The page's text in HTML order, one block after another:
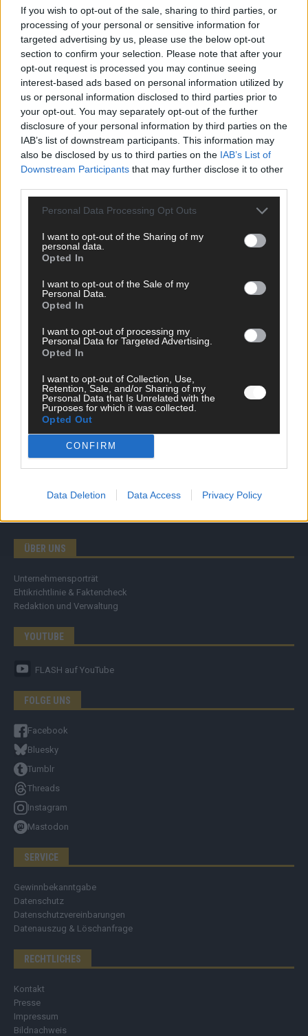
If you wish to opt-out of the sale, sharing to third parties, or
processing of your personal or sensitive information for
targeted advertising by us, please use the below opt-out
section to confirm your selection. Please note that after your
opt-out request is processed you may continue seeing
interest-based ads based on personal information utilized by
us or personal information disclosed to third parties prior to
your opt-out. You may separately opt-out of the further
disclosure of your personal information by third parties on the
IAB’s list of downstream participants. This information may
also be disclosed by us to third parties on the IAB’s List of
Downstream Participants that may further disclose it to other
Personal Data Processing Opt Outs
I want to opt-out of the Sharing of my
personal data.
Opted In
I want to opt-out of the Sale of my
Personal Data.
Opted In
I want to opt-out of processing my
Personal Data for Targeted Advertising.
Opted In
I want to opt-out of Collection, Use,
Retention, Sale, and/or Sharing of my
Personal Data that Is Unrelated with the
Purposes for which it was collected.
Opted Out
CONFIRM
Data Deletion Data Access Privacy Policy
ANZEIGE
SCHNELL ZUM RESSORT
Nachrichten
Ratgeber
Wissen
Kommentar
Streams & Storys
Eurovision
FLASH – DAS VIDEOPORTAL
ÜBER UNS
Unternehmensporträt
Ehtikrichtlinie & Faktencheck
Redaktion und Verwaltung
YOUTUBE
FLASH auf YouTube
FOLGE UNS
Facebook
Bluesky
Tumblr
Threads
Instagram
Mastodon
SERVICE
Gewinnbekanntgabe
Datenschutz
Datenschutzvereinbarungen
Datenauszug & Löschanfrage
RECHTLICHES
Kontakt
Presse
Impressum
Bildnachweis